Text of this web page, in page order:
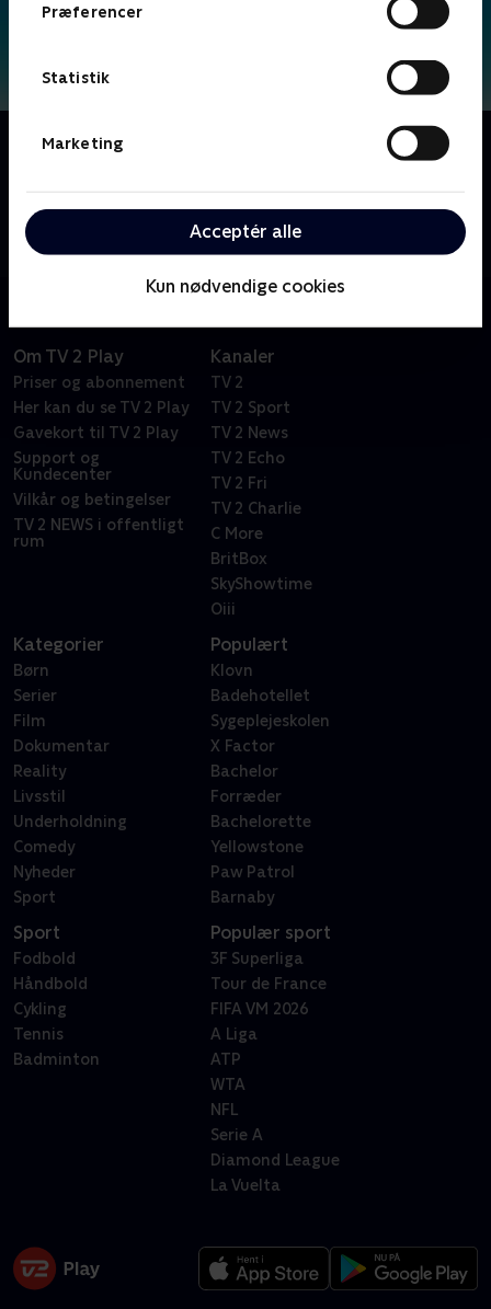
Præferencer
Statistik
Marketing
Acceptér alle
Kun nødvendige cookies
Om F for får
Følg livet på bondegården, hvor Frode Får og alle
hans venner og bondens hund skal hjælpe ham med
at rette op på.
Om TV 2 Play
Priser og abonnement
Her kan du se TV 2 Play
Gavekort til TV 2 Play
Support og
Kundecenter
Vilkår og betingelser
TV 2 NEWS i offentligt
rum
Kanaler
TV 2
TV 2 Sport
TV 2 News
TV 2 Echo
TV 2 Fri
TV 2 Charlie
C More
BritBox
SkyShowtime
Oiii
Kategorier
Børn
Serier
Film
Dokumentar
Reality
Livsstil
Underholdning
Comedy
Nyheder
Sport
Populært
Klovn
Badehotellet
Sygeplejeskolen
X Factor
Bachelor
Forræder
Bachelorette
Yellowstone
Paw Patrol
Barnaby
Sport
Fodbold
Håndbold
Cykling
Tennis
Badminton
Populær sport
3F Superliga
Tour de France
FIFA VM 2026
A Liga
ATP
WTA
NFL
Serie A
Diamond League
La Vuelta